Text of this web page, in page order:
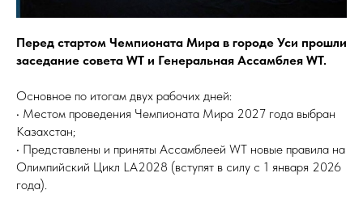
Перед стартом Чемпионата Мира в городе Уси прошли
заседание совета WT и Генеральная Ассамблея WT.
Основное по итогам двух рабочих дней:
• Местом проведения Чемпионата Мира 2027 года выбран
Казахстан;
• Представлены и приняты Ассамблеей WT новые правила на
Олимпийский Цикл LA2028 (вступят в силу с 1 января 2026
года).